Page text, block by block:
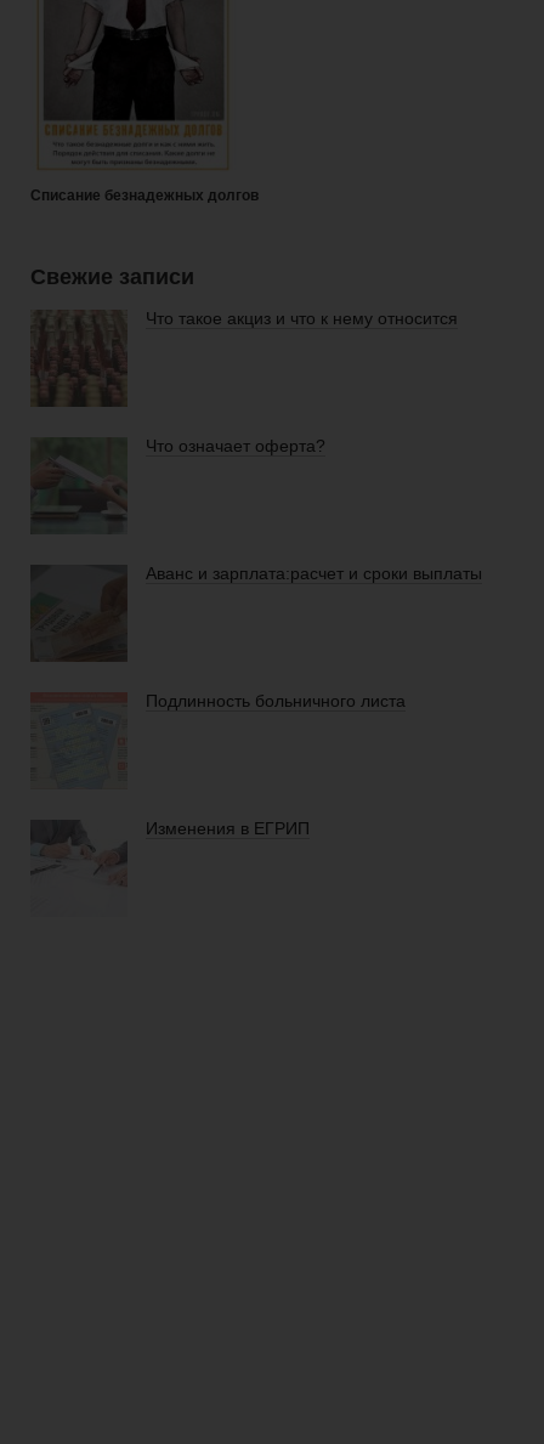
Списание безнадежных долгов
Свежие записи
Что такое акциз и что к нему относится
Что означает оферта?
Аванс и зарплата:расчет и сроки выплаты
Подлинность больничного листа
Изменения в ЕГРИП